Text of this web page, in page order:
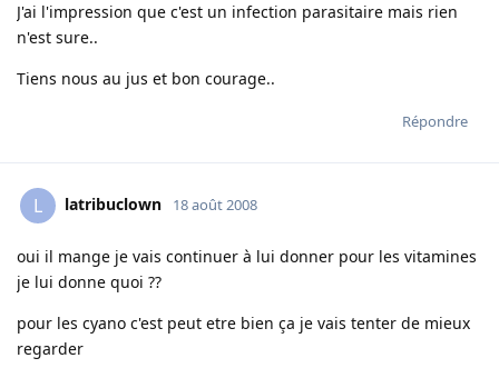
J'ai l'impression que c'est un infection parasitaire mais rien
n'est sure..
Tiens nous au jus et bon courage..
Répondre
L latribuclown 18 août 2008
oui il mange je vais continuer à lui donner pour les vitamines
je lui donne quoi ??
pour les cyano c'est peut etre bien ça je vais tenter de mieux
regarder